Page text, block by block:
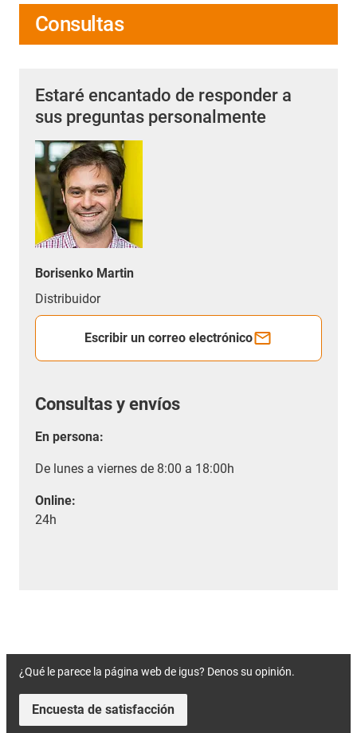
Consultas
Estaré encantado de responder a
sus preguntas personalmente
Borisenko Martin
Distribuidor
Escribir un correo electrónico
Consultas y envíos
En persona:
De lunes a viernes de 8:00 a 18:00h
Online:
24h
¿Qué le parece la página web de igus? Denos su opinión.
Encuesta de satisfacción